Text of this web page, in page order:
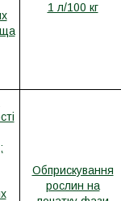
1 л/100 кг
Обприскування
рослин на